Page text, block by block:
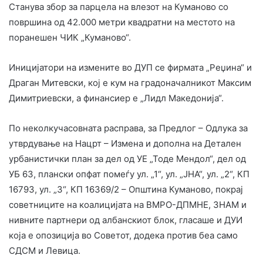
Станува збор за парцела на влезот на Куманово со
површина од 42.000 метри квадратни на местото на
поранешен ЧИК „Куманово“.
Иницијатори на измените во ДУП се фирмата „Реџина“ и
Драган Митевски, кој е кум на градоначалникот Максим
Димитриевски, а финансиер е „Лидл Македонија“.
По неколкучасовната расправа, за Предлог – Одлука за
утврдување на Нацрт – Измена и дополна на Детален
урбанистички план за дел од УЕ „Тоде Мендол“, дел од
УБ 63, плански опфат помеѓу ул. „1“, ул. „ЈНА“, ул. „2“, КП
16793, ул. „3“, КП 16369/2 – Општина Куманово, покрај
советниците на коалицијата на ВМРО-ДПМНЕ, ЗНАМ и
нивните партнери од албанскиот блок, гласаше и ДУИ
која е опозиција во Советот, додека против беа само
СДСМ и Левица.